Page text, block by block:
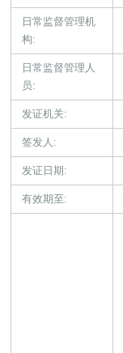
日常监督管理机
构:
日常监督管理人
员:
发证机关:
签发人:
发证日期:
有效期至: